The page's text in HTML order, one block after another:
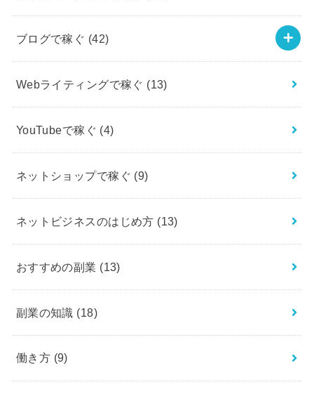
ブログで稼ぐ (42)
Webライティングで稼ぐ (13)
YouTubeで稼ぐ (4)
ネットショップで稼ぐ (9)
ネットビジネスのはじめ方 (13)
おすすめの副業 (13)
副業の知識 (18)
働き方 (9)